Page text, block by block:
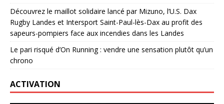
Découvrez le maillot solidaire lancé par Mizuno, l’U.S. Dax
Rugby Landes et Intersport Saint-Paul-lès-Dax au profit des
sapeurs-pompiers face aux incendies dans les Landes
Le pari risqué d’On Running : vendre une sensation plutôt qu’un
chrono
ACTIVATION